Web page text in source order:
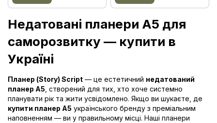
Недатовані планери A5 для
саморозвитку — купити в
Україні
Планер (Story) Script — це естетичний недатований
планер A5, створений для тих, хто хоче системно
планувати рік та жити усвідомлено. Якщо ви шукаєте, де
купити планер А5 українського бренду з преміальним
наповненням — ви у правильному місці. Наші планери